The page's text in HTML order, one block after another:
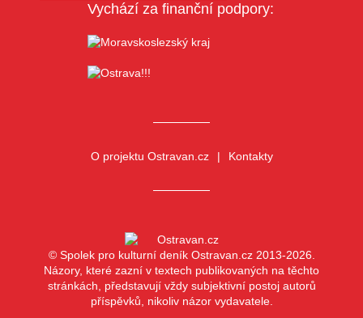
Vychází za finanční podpory:
O projektu Ostravan.cz Kontakty
© Spolek pro kulturní deník Ostravan.cz 2013-2026.
Názory, které zazní v textech publikovaných na těchto
stránkách, představují vždy subjektivní postoj autorů
příspěvků, nikoliv názor vydavatele.